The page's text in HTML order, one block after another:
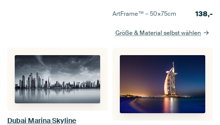
ArtFrame™ –50×75cm 138,-
Größe & Material selbst wählen
Dubai Marina Skyline